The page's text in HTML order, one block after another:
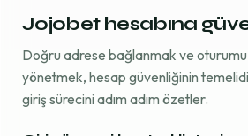
Jojobet hesabına
Doğru adrese bağlanmak ve oturumu
yönetmek, hesap güvenliğinin
giriş sürecini adım adım özetler.